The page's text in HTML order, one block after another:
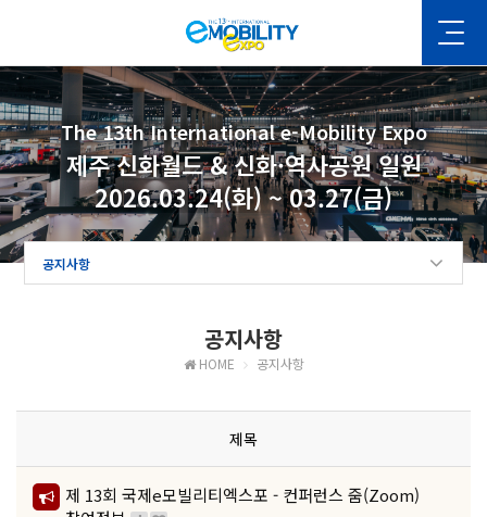
The 13th International e-Mobility Expo
제주 신화월드 & 신화·역사공원 일원
2026.03.24(화) ~ 03.27(금)
공지사항
공지사항
HOME 공지사항
제목
제 13회 국제e모빌리티엑스포 - 컨퍼런스 줌(Zoom)